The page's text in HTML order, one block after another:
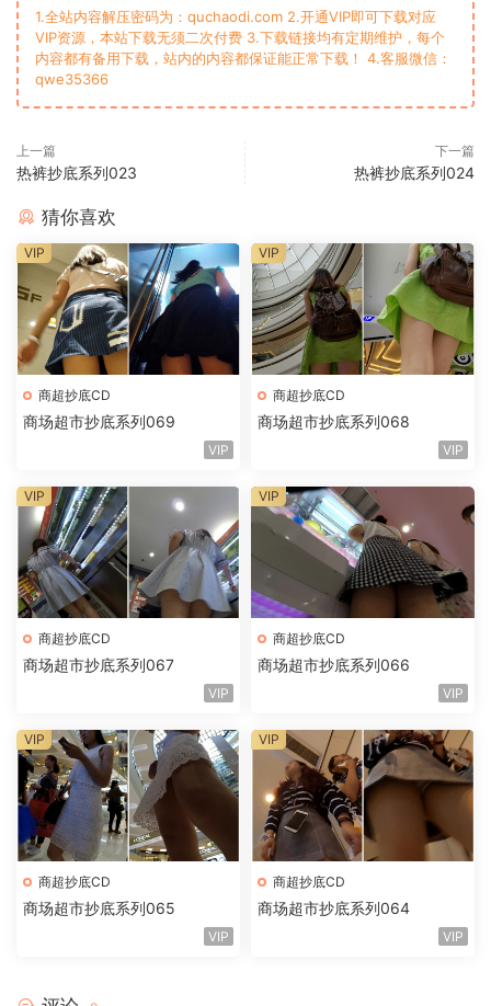
1.全站内容解压密码为：quchaodi.com 2.开通VIP即可下载对应
VIP资源，本站下载无须二次付费 3.下载链接均有定期维护，每个
内容都有备用下载，站内的内容都保证能正常下载！ 4.客服微信：
qwe35366
上一篇
热裤抄底系列023
下一篇
热裤抄底系列024
猜你喜欢
商超抄底CD
商场超市抄底系列069
VIP
VIP
商超抄底CD
商场超市抄底系列068
VIP
VIP
商超抄底CD
商场超市抄底系列067
VIP
VIP
商超抄底CD
商场超市抄底系列066
VIP
VIP
商超抄底CD
商场超市抄底系列065
VIP
VIP
商超抄底CD
商场超市抄底系列064
VIP
VIP